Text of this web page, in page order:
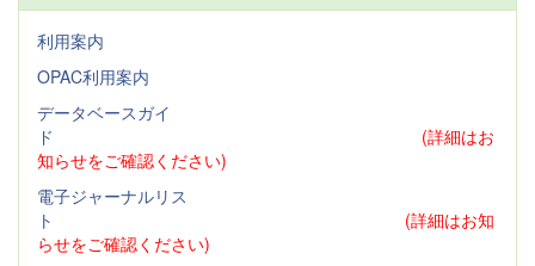
利用案内
OPAC利用案内
データベースガイ
ド
(詳細はお
知らせをご確認ください)
電子ジャーナルリス
ト
(詳細はお知
らせをご確認ください)